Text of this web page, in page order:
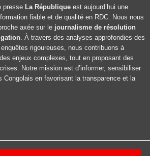
presse La République est aujourd’hui une
fiable et de qualité en RDC. Nous nous
axée sur le journalisme de résolution
. À travers des analyses approfondies des
rigoureuses, nous contribuons à
enjeux complexes, tout en proposant des
Notre mission est d’informer, sensibiliser
Congolais en favorisant la transparence et la